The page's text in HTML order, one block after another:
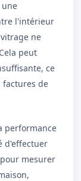
l'intérieur
ne
peut
ce
de
performance
d'effectuer
mesurer